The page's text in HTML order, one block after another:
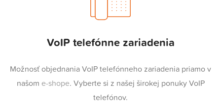
VoIP telefónne zariadenia
Možnosť objednania VoIP telefónneho zariadenia priamo v
našom e-shope. Vyberte si z našej širokej ponuky VoIP
telefónov.